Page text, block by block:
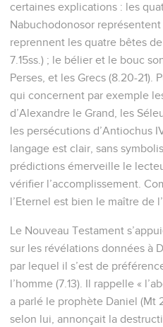
certaines explications : les
Nabuchodonosor
reprennent les quatre bêtes
7.15ss.) ; le bélier et le bouc
Perses, et les Grecs (8.20-21).
qui concernent par exemple
d’Alexandre le Grand, les
les persécutions d’Antiochus
langage est clair, sans
prédictions émerveille le
vérifier l’accomplissement.
l’Eternel est bien le maître de
Le Nouveau Testament
sur les révélations données à
par lequel il s’est de
l’homme (7.13). Il rappelle «
a parlé le prophète Daniel (Mt
selon lui, annonçait la